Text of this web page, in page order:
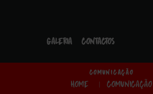
GALERIA CONTACTOS
COMUNICAÇÃO
HOME COMUNICAÇÃO